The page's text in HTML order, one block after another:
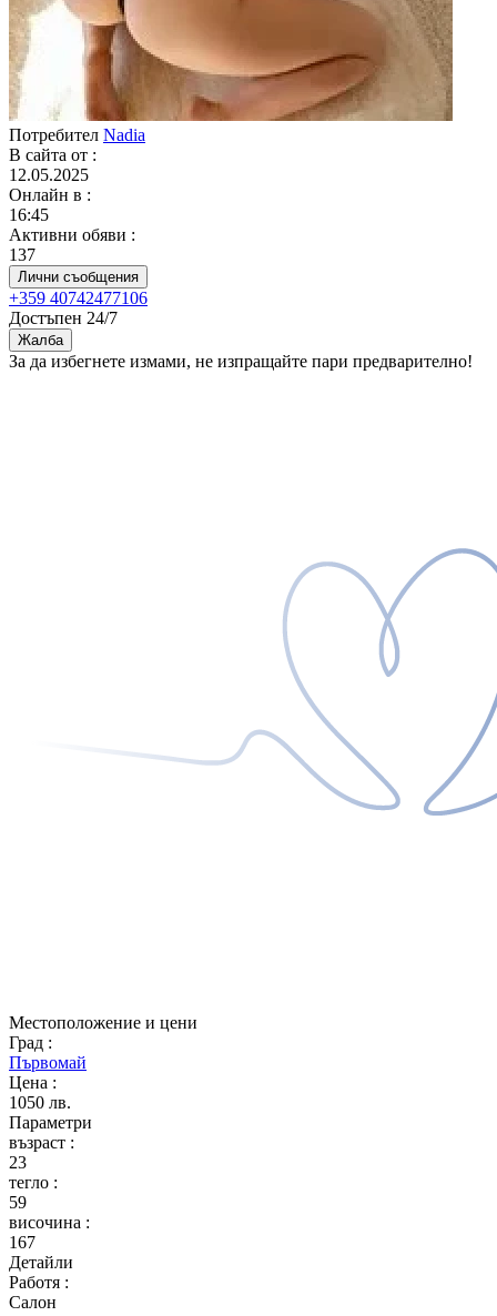
Потребител Nadia
В сайта от :
12.05.2025
Онлайн в :
16:45
Активни обяви :
137
Лични съобщения
+359 40742477106
Достъпен 24/7
Жалба
За да избегнете измами, не изпращайте пари предварително!
Местоположение и цени
Град :
Първомай
Цена :
1050 лв.
Параметри
възраст :
23
тегло :
59
височина :
167
Детайли
Работя :
Салон